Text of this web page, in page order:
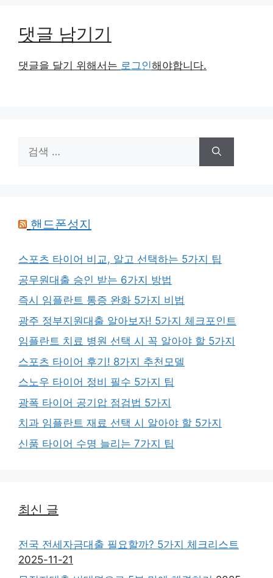
댓글 남기기
댓글을 달기 위해서는 로그인해야합니다.
색:
핸드폰성지
스포츠 타이어 비교, 알고 선택하는 5가지 팁
공무원대출 승인 받는 6가지 방법
즉시 임플란트 통증 완화 5가지 비법
광주 정부지원대출 알아보자! 5가지 체크포인트
임플란트 치료 병원 선택 시 꼭 알아야 할 5가지
스포츠 타이어 후기! 8가지 추천모델
스노우 타이어 정비 필수 5가지 팁
광폭 타이어 공기압 점검법 5가지
치과 임플란트 재료 선택 시 알아야 할 5가지
신품 타이어 수명 늘리는 7가지 팁
최신 글
전국 전세자금대출 필요할까? 5가지 체크리스트
2025-11-21